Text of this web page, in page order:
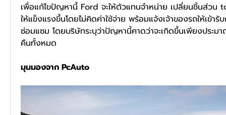
เพื่อแก้ไขปัญหานี้ Ford จะให้ตัวแทนจำหน่าย เปลี่ยนชิ้นส่วน
ให้แข็งแรงขึ้นโดยไม่คิดค่าใช้จ่าย พร้อมแจ้งเจ้าของรถให้เข้ารั
ซ่อมแซม โดยบริษัทระบุว่าปัญหานี้คาดว่าจะเกิดขึ้นเพียงประม
คืนทั้งหมด
มุมมองจาก PcAuto